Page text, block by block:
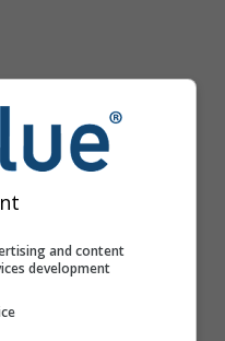
and content
development